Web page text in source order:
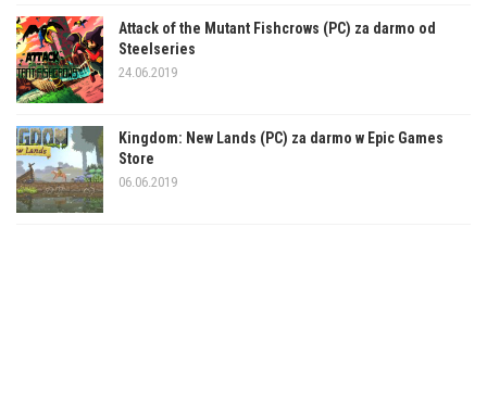
Attack of the Mutant Fishcrows (PC) za darmo od
Steelseries
24.06.2019
Kingdom: New Lands (PC) za darmo w Epic Games
Store
06.06.2019